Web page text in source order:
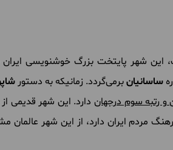
ساسانیانبرمی‌گردد. زمانیکه به دستور
و رتبه سوم درجهان دارد. این شهر قدیمی
مردم ایران دارد، از این شهر عالمان